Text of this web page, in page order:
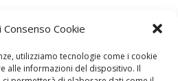
Consenso Cookie
utilizziamo tecnologie come i cookie
alle informazioni del dispositivo. Il
fiscalità ed
di energia